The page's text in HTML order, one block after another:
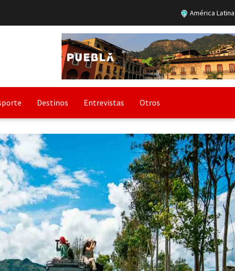
América Latina
Destinos Entrevistas Otros